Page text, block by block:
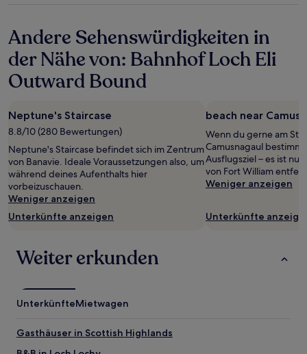
Andere Sehenswürdigkeiten in
der Nähe von: Bahnhof Loch Eli
Outward Bound
Neptune's Staircase
8.8/10 (280 Bewertungen)
Neptune's Staircase befindet sich im Zentrum
von Banavie. Ideale Voraussetzungen also, um
während deines Aufenthalts hier
vorbeizuschauen.
Weniger anzeigen
Unterkünfte anzeigen
beach near
Wenn du gerne am
Camusnagaul
Ausflugsziel – es ist
von Fort William
Weniger anzeigen
Unterkünfte
Weiter erkunden
UnterkünfteMietwagen
Gasthäuser in Scottish Highlands